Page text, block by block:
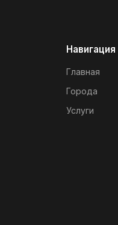
Навигация
Главная
Города
Услуги